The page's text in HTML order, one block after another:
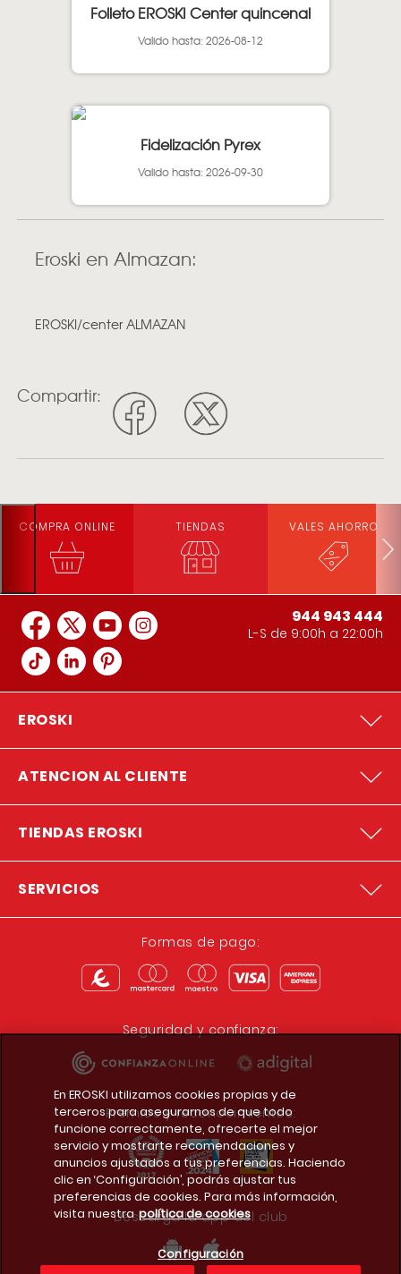
Folleto EROSKI Center quincenal
Valido hasta: 2026-08-12
Fidelización Pyrex
Valido hasta: 2026-09-30
Eroski en Almazan:
EROSKI/center ALMAZAN
Compartir:
COMPRA ONLINE TIENDAS VALES AHORRO
944 943 444
L-S de 9:00h a 22:00h
EROSKI
ATENCION AL CLIENTE
TIENDAS EROSKI
SERVICIOS
Formas de pago:
Seguridad y confianza:
Premios y reconocimientos:
Descarga la app del club
En EROSKI utilizamos cookies propias y de
terceros para asegurarnos de que todo
funcione correctamente, ofrecerte el mejor
servicio y mostrarte recomendaciones y
anuncios ajustados a tus preferencias. Haciendo
clic en ‘Configuración’, podrás ajustar tus
preferencias de cookies. Para más información,
visita nuestra política de cookies
Configuración